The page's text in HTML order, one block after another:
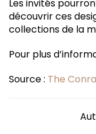
Les invités
découvrir ces
collections de la
Pour plus
Source : The